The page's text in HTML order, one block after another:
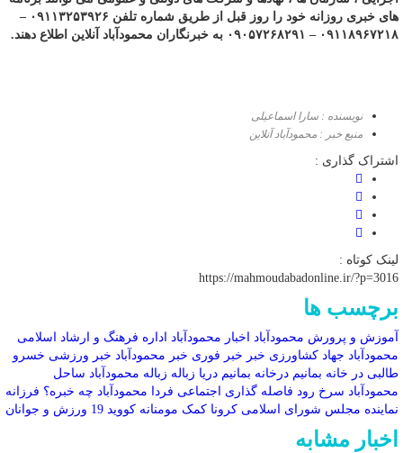
های خبری روزانه خود را روز قبل از طریق شماره تلفن ۰۹۱۱۳۲۵۳۹۲۶ –
۰۹۱۱۸۹۶۷۲۱۸ – ۰۹۰۵۷۲۶۸۲۹۱ به خبرنگاران محمودآباد آنلاین اطلاع دهند.
نویسنده : سارا اسماعیلی
منبع خبر : محمودآباد آنلاین
اشتراک گذاری :
لینک کوتاه :
https://mahmoudabadonline.ir/?p=3016
برچسب ها
آموزش و پرورش محمودآباد اخبار محمودآباد اداره فرهنگ و ارشاد اسلامی
محمودآباد جهاد کشاورزی خبر خبر فوری خبر محمودآباد خبر ورزشی خسرو
طالبی در خانه بمانیم درخانه بمانیم دریا زباله زباله محمودآباد ساحل
محمودآباد سرخ رود فاصله گذاری اجتماعی فردا محمودآباد چه خبره؟ فرزانه
نماینده مجلس شورای اسلامی کرونا کمک مومنانه کووید 19 ورزش و جوانان
اخبار مشابه